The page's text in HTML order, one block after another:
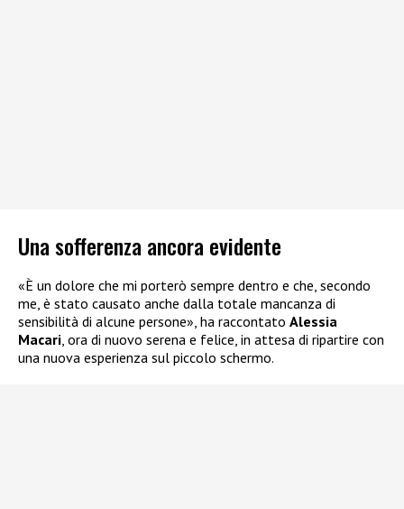
Una sofferenza ancora evidente
«È un dolore che mi porterò sempre dentro e che, secondo
me, è stato causato anche dalla totale mancanza di
sensibilità di alcune persone», ha raccontato Alessia
Macari, ora di nuovo serena e felice, in attesa di ripartire con
una nuova esperienza sul piccolo schermo.